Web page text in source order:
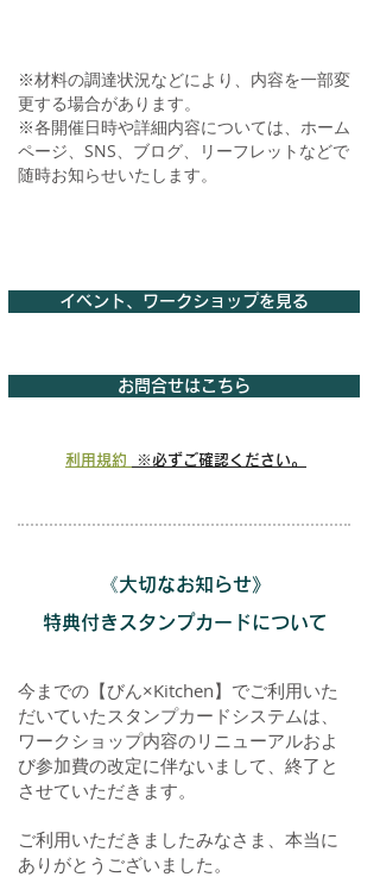
※材料の調達状況などにより、内容を一部変
更する場合があります。
​※各開催日時や詳細内容については、ホーム
ページ、SNS、ブログ、リーフレットなどで
随時お知らせいたします。
イベント、ワークショップを見る
お問合せはこちら
利用規約 ※必ずご確認ください。
《大切なお知らせ》
特典付きスタンプカードについて
今までの【びん×Kitchen】でご利用いた
だいていたスタンプカードシステムは、
ワークショップ内容のリニューアルおよ
び参加費の改定に伴ないまして、終了と
させていただきます。
ご利用いただきましたみなさま、本当に
ありがとうございました。